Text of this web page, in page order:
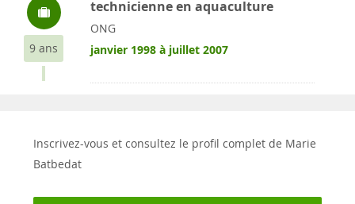
9 ans
technicienne en aquaculture
ONG
janvier 1998 à juillet 2007
Inscrivez-vous et consultez le profil complet de Marie
Batbedat